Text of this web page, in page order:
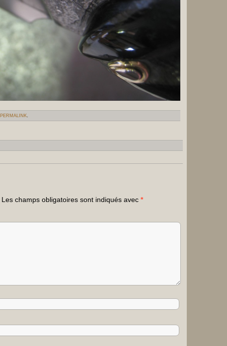
PERMALINK
Les champs obligatoires sont indiqués avec *